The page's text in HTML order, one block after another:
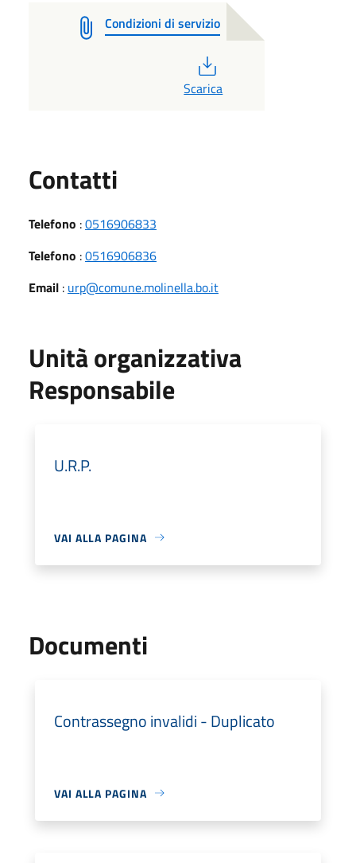
Condizioni di servizio
Scarica
Contatti
Telefono :0516906833
Telefono :0516906836
Email : urp@comune.molinella.bo.it
Unità organizzativa
Responsabile
U.R.P.
VAI ALLA PAGINA
Documenti
Contrassegno invalidi - Duplicato
VAI ALLA PAGINA